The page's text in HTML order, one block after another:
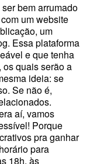
bem arrumado
um website
um
Essa plataforma
e que tenha
quais serão a
ideia: se
Se não é,
aí, vamos
Porque
pra ganhar
para
18h, às